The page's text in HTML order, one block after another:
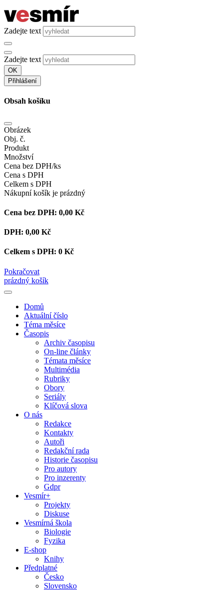
Zadejte text
Zadejte text
OK
Přihlášení
Obsah košíku
Obrázek
Obj. č.
Produkt
Množství
Cena bez DPH/ks
Cena s DPH
Celkem s DPH
Nákupní košík je prázdný
Cena bez DPH: 0,00 Kč
DPH: 0,00 Kč
Celkem s DPH: 0 Kč
Pokračovat
prázdný košík
Domů
Aktuální číslo
Téma měsíce
Časopis
Archiv časopisu
On-line články
Témata měsíce
Multimédia
Rubriky
Obory
Seriály
Klíčová slova
O nás
Redakce
Kontakty
Autoři
Redakční rada
Historie časopisu
Pro autory
Pro inzerenty
Gdpr
Vesmír+
Projekty
Diskuse
Vesmírná škola
Biologie
Fyzika
E-shop
Knihy
Předplatné
Česko
Slovensko